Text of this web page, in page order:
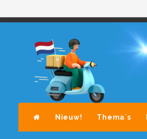
Nieuw! Thema`s